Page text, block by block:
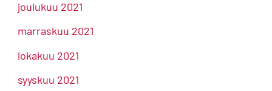
joulukuu 2021
marraskuu 2021
lokakuu 2021
syyskuu 2021